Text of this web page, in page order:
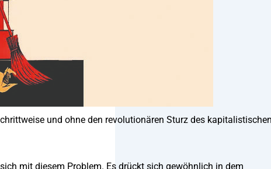
und ohne den revolutionären Sturz des
mit diesem Problem. Es drückt sich gewöhnlich in dem